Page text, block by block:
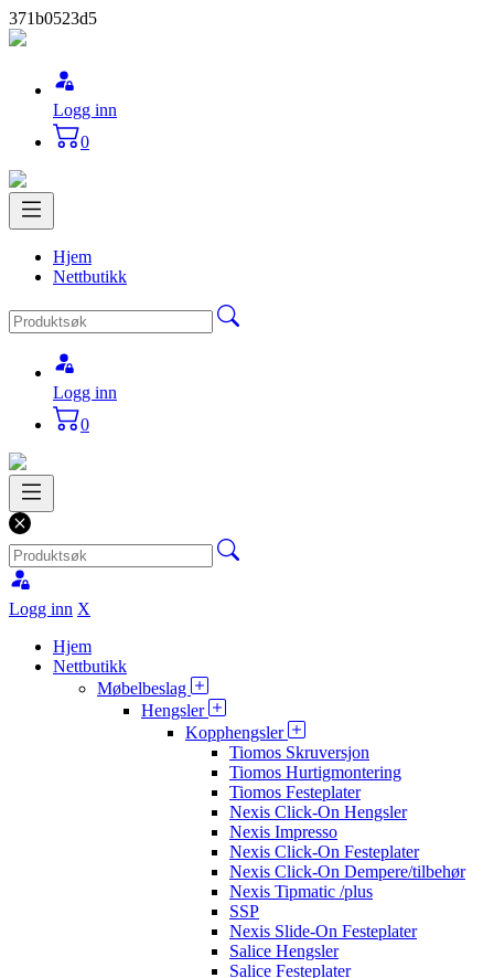
371b0523d5
Logg inn
0
Hjem
Nettbutikk
Logg inn
0
Logg inn X
Hjem
Nettbutikk
Møbelbeslag
Hengsler
Kopphengsler
Tiomos Skruversjon
Tiomos Hurtigmontering
Tiomos Festeplater
Nexis Click-On Hengsler
Nexis Impresso
Nexis Click-On Festeplater
Nexis Click-On Dempere/tilbehør
Nexis Tipmatic /plus
SSP
Nexis Slide-On Festeplater
Salice Hengsler
Salice Festeplater